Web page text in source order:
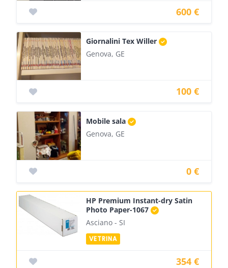
600 €
Giornalini Tex Willer
Genova, GE
100 €
Mobile sala
Genova, GE
0 €
HP Premium Instant-dry Satin
Photo Paper-1067
Asciano - SI
354 €